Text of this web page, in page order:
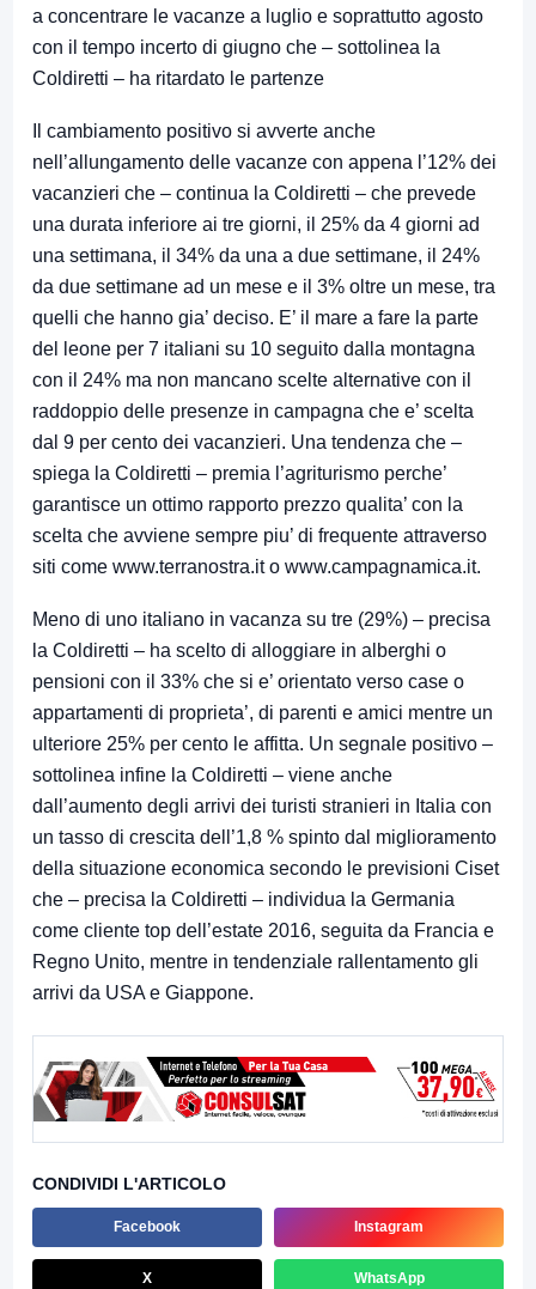
a concentrare le vacanze a luglio e soprattutto agosto
con il tempo incerto di giugno che – sottolinea la
Coldiretti – ha ritardato le partenze
Il cambiamento positivo si avverte anche
nell’allungamento delle vacanze con appena l’12% dei
vacanzieri che – continua la Coldiretti – che prevede
una durata inferiore ai tre giorni, il 25% da 4 giorni ad
una settimana, il 34% da una a due settimane, il 24%
da due settimane ad un mese e il 3% oltre un mese, tra
quelli che hanno gia’ deciso. E’ il mare a fare la parte
del leone per 7 italiani su 10 seguito dalla montagna
con il 24% ma non mancano scelte alternative con il
raddoppio delle presenze in campagna che e’ scelta
dal 9 per cento dei vacanzieri. Una tendenza che –
spiega la Coldiretti – premia l’agriturismo perche’
garantisce un ottimo rapporto prezzo qualita’ con la
scelta che avviene sempre piu’ di frequente attraverso
siti come www.terranostra.it o www.campagnamica.it.
Meno di uno italiano in vacanza su tre (29%) – precisa
la Coldiretti – ha scelto di alloggiare in alberghi o
pensioni con il 33% che si e’ orientato verso case o
appartamenti di proprieta’, di parenti e amici mentre un
ulteriore 25% per cento le affitta. Un segnale positivo –
sottolinea infine la Coldiretti – viene anche
dall’aumento degli arrivi dei turisti stranieri in Italia con
un tasso di crescita dell’1,8 % spinto dal miglioramento
della situazione economica secondo le previsioni Ciset
che – precisa la Coldiretti – individua la Germania
come cliente top dell’estate 2016, seguita da Francia e
Regno Unito, mentre in tendenziale rallentamento gli
arrivi da USA e Giappone.
CONDIVIDI L'ARTICOLO
Facebook Instagram
X WhatsApp